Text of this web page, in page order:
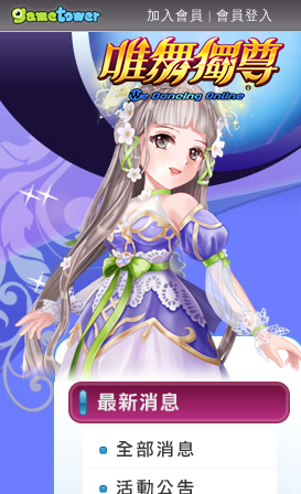
加入會員 | 會員登入